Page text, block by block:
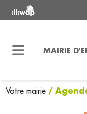
MAIRIE
Votre mairie /